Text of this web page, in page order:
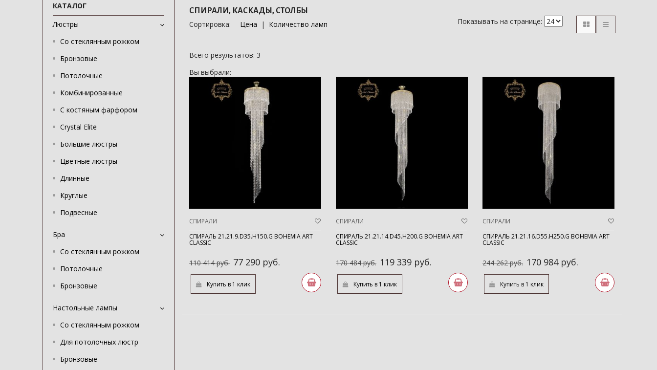
КАТАЛОГ
Люстры
Со стеклянным рожком
Бронзовые
Потолочные
Комбинированные
С костяным фарфором
Crystal Elite
Большие люстры
Цветные люстры
Длинные
Круглые
Подвесные
Бра
Со стеклянным рожком
Потолочные
Бронзовые
Настольные лампы
Со стеклянным рожком
Для потолочных люстр
Бронзовые
СПИРАЛИ, КАСКАДЫ, СТОЛБЫ
Сортировка: Цена | Количество ламп Показывать на странице:
Всего результатов: 3
Вы выбрали:
СПИРАЛИ
СПИРАЛЬ 21.21.9.D35.H150.G BOHEMIA ART
CLASSIC
110 414 руб. 77 290 руб.
СПИРАЛИ
СПИРАЛЬ 21.21.14.D45.H200.G BOHEMIA ART
CLASSIC
170 484 руб. 119 339 руб.
СПИРАЛИ
СПИРАЛЬ 21.21.16.D55.H250.G BOHEMIA ART
CLASSIC
244 262 руб. 170 984 руб.